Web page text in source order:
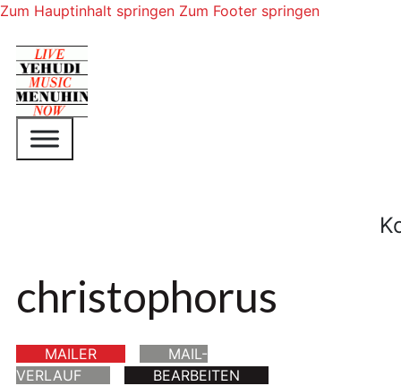
Zum Hauptinhalt springen Zum Footer springen
christophorus
MAILER
MAIL-
VERLAUF
BEARBEITEN